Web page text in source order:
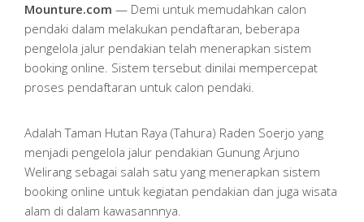
Mounture.com — Demi untuk memudahkan calon
pendaki dalam melakukan pendaftaran, beberapa
pengelola jalur pendakian telah menerapkan sistem
booking online. Sistem tersebut dinilai mempercepat
proses pendaftaran untuk calon pendaki.
Adalah Taman Hutan Raya (Tahura) Raden Soerjo yang
menjadi pengelola jalur pendakian Gunung Arjuno
Welirang sebagai salah satu yang menerapkan sistem
booking online untuk kegiatan pendakian dan juga wisata
alam di dalam kawasannnya.